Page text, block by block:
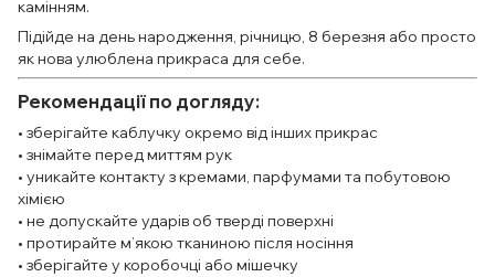
камінням.
Підійде на день народження, річницю, 8 березня або просто
як нова улюблена прикраса для себе.
Рекомендації по догляду:
• зберігайте каблучку окремо від інших прикрас
• знімайте перед миттям рук
• уникайте контакту з кремами, парфумами та побутовою
хімією
• не допускайте ударів об тверді поверхні
• протирайте м’якою тканиною після носіння
• зберігайте у коробочці або мішечку